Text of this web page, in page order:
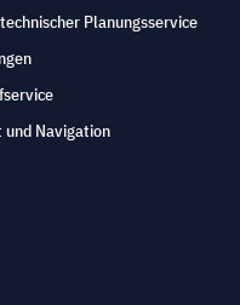
Planungsservice
und Navigation